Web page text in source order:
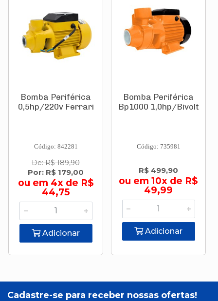
Bomba Periférica
0,5hp/220v Ferrari
Código: 842281
De: R$ 189,90
Por: R$ 179,00
ou em 4x de R$
44,75
Adicionar
Bomba Periférica
Bp1000 1,0hp/Bivolt
Código: 735981
R$ 499,90
ou em 10x de R$
49,99
Adicionar
Cadastre-se para receber nossas ofertas!